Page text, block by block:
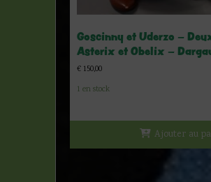
Goscinny et Uderzo –
Asterix et Obelix –
€ 150,00
1 en stock
Ajouter au